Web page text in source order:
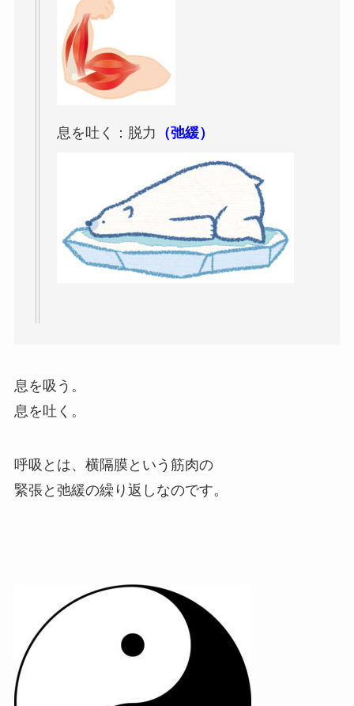
息を吐く：脱力 （弛緩）
息を吸う。
息を吐く。
呼吸とは、横隔膜という筋肉の
緊張と弛緩の繰り返しなのです。